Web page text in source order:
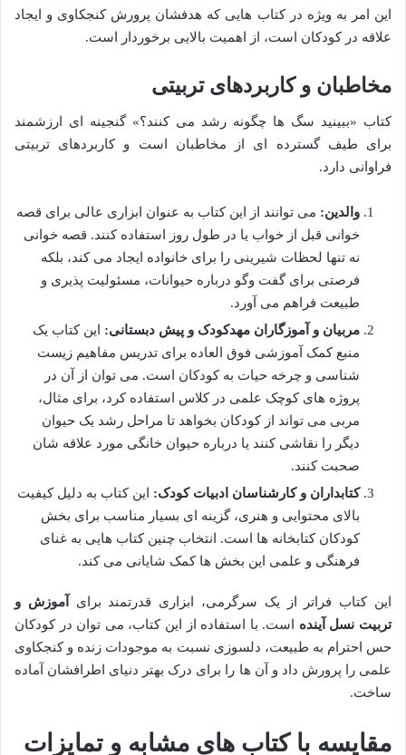
این امر به ویژه در کتاب هایی که هدفشان پرورش کنجکاوی و ایجاد
علاقه در کودکان است، از اهمیت بالایی برخوردار است.
مخاطبان و کاربردهای تربیتی
کتاب «ببینید سگ ها چگونه رشد می کنند؟» گنجینه ای ارزشمند
برای طیف گسترده ای از مخاطبان است و کاربردهای تربیتی
فراوانی دارد.
والدین: می توانند از این کتاب به عنوان ابزاری عالی برای قصه
خوانی قبل از خواب یا در طول روز استفاده کنند. قصه خوانی
نه تنها لحظات شیرینی را برای خانواده ایجاد می کند، بلکه
فرصتی برای گفت وگو درباره حیوانات، مسئولیت پذیری و
طبیعت فراهم می آورد.
مربیان و آموزگاران مهدکودک و پیش دبستانی: این کتاب یک
منبع کمک آموزشی فوق العاده برای تدریس مفاهیم زیست
شناسی و چرخه حیات به کودکان است. می توان از آن در
پروژه های کوچک علمی در کلاس استفاده کرد، برای مثال،
مربی می تواند از کودکان بخواهد تا مراحل رشد یک حیوان
دیگر را نقاشی کنند یا درباره حیوان خانگی مورد علاقه شان
صحبت کنند.
کتابداران و کارشناسان ادبیات کودک: این کتاب به دلیل کیفیت
بالای محتوایی و هنری، گزینه ای بسیار مناسب برای بخش
کودکان کتابخانه ها است. انتخاب چنین کتاب هایی به غنای
فرهنگی و علمی این بخش ها کمک شایانی می کند.
این کتاب فراتر از یک سرگرمی، ابزاری قدرتمند برای
آموزش و
تربیت نسل آینده است. با استفاده از این کتاب، می توان در کودکان
حس احترام به طبیعت، دلسوزی نسبت به موجودات زنده و کنجکاوی
علمی را پرورش داد و آن ها را برای درک بهتر دنیای اطرافشان آماده
ساخت.
مقایسه با کتاب های مشابه و تمایزات